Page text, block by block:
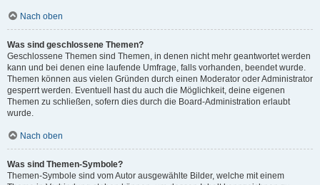
Nach oben
Was sind geschlossene Themen?
Geschlossene Themen sind Themen, in denen nicht mehr geantwortet werden
kann und bei denen eine laufende Umfrage, falls vorhanden, beendet wurde.
Themen können aus vielen Gründen durch einen Moderator oder Administrator
gesperrt werden. Eventuell hast du auch die Möglichkeit, deine eigenen
Themen zu schließen, sofern dies durch die Board-Administration erlaubt
wurde.
Nach oben
Was sind Themen-Symbole?
Themen-Symbole sind vom Autor ausgewählte Bilder, welche mit einem